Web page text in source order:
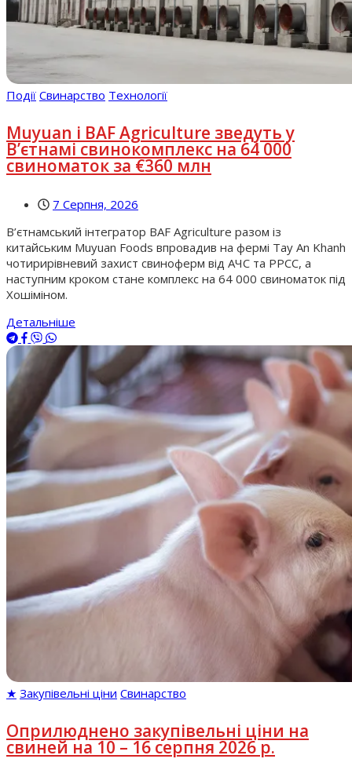
Події Свинарство Технології
Muyuan і BAF Agriculture зведуть у
В’єтнамі свинокомплекс на 64 000
свиноматок за €360 млн
7 Серпня, 2026
В’єтнамський інтегратор BAF Agriculture разом із
китайським Muyuan Foods впровадив на фермі Tay An Khanh
чотирирівневий захист свиноферм від АЧС та РРСС, а
наступним кроком стане комплекс на 64 000 свиноматок під
Хошіміном.
Детальніше
★ Закупівельні ціни Свинарство
Оприлюднено закупівельні ціни на
свиней на 10 – 16 серпня 2026 р.